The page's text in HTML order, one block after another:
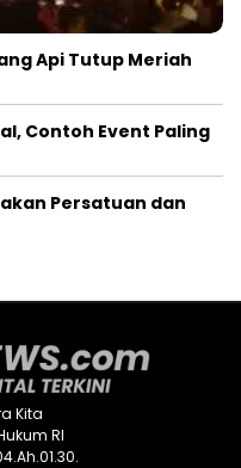
Api Tutup Meriah
Contoh Event Paling
Persatuan dan
Kita
RI